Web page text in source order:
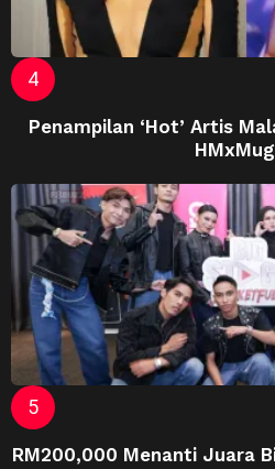
Penampilan ‘Hot’ Artis
RM200,000 Menanti Juara